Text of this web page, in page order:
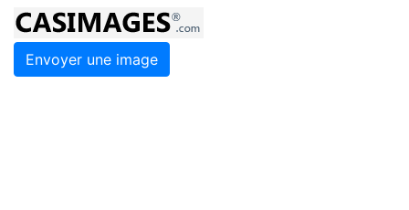
Envoyer une image